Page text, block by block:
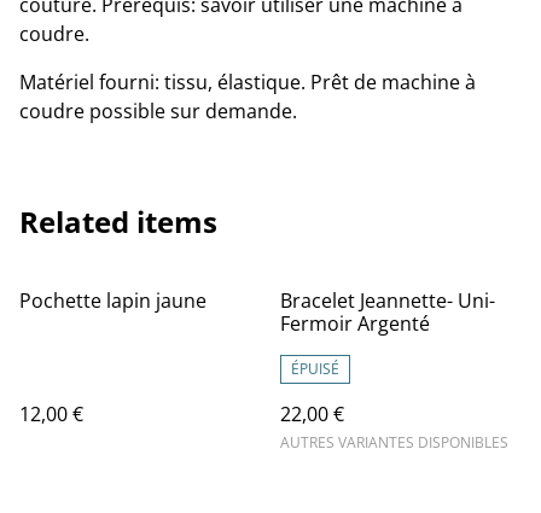
coudre.
Matériel fourni: tissu, élastique. Prêt de machine à
coudre possible sur demande.
Related items
Pochette lapin jaune
12,00 €
Bracelet Jeannette- Uni-
Fermoir Argenté
ÉPUISÉ
22,00 €
AUTRES VARIANTES DISPONIBLES